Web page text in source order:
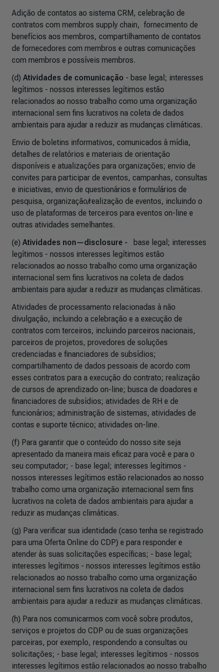
Adição de contatos ao sistema CRM, celebração de
contratos com membros supply chain, fornecimento de
benefícios aos membros, compartilhamento de contatos
de fornecedores com membros e outras comunicações
com membros e possíveis membros.
(d) Atividades de comunicação - base legal; interesses
legítimos - nossos interesses legítimos estão
relacionados ao nosso trabalho como uma organização
internacional sem fins lucrativos na coleta de dados
ambientais para ajudar a reduzir as mudanças climáticas.
Envio de boletins informativos, comunicados à mídia,
detalhes de relatórios e materiais de orientação
disponíveis e atualizações para organizações; envio de
convites para participar de eventos, campanhas, consultas
e iniciativas, envio de questionários e formulários de
pesquisa, organização/realização de eventos, incluindo o
uso de plataformas de terceiros para eventos on-line e
outras atividades semelhantes.
(e) Atividades non—disclosure -
base legal; interesses
legítimos - nossos interesses legítimos estão
relacionados ao nosso trabalho como uma organização
internacional sem fins lucrativos na coleta de dados
ambientais para ajudar a reduzir as mudanças climáticas.
Atividades de processamento relacionadas à não
divulgação, incluindo a celebração e a execução de
contratos com terceiros, incluindo parceiros nacionais,
parceiros de projetos, provedores de soluções
credenciadas e financiadores de subsídios;
compartilhamento de dados pessoais de acordo com
esses contratos para a execução do contrato; realização
de cursos de aprendizado on-line; busca de doadores e
financiadores de subsídios; atividades de RH e de
funcionários; administração de sistemas, atividades de
contas e suporte técnico; atividades on-line.
(f) Para garantir que o conteúdo do nosso site seja
apresentado da maneira mais eficaz para você e para o
seu computador; - base legal; interesses legítimos -
nossos interesses legítimos estão relacionados ao nosso
trabalho como uma organização internacional sem fins
lucrativos na coleta de dados ambientais para ajudar a
reduzir as mudanças climáticas.
(g) Para verificar sua identidade (caso tenha se registrado
para uma Oferta Online do CDP) e para responder e
atender às suas solicitações específicas; - base legal;
interesses legítimos - nossos interesses legítimos estão
relacionados ao nosso trabalho como uma organização
internacional sem fins lucrativos na coleta de dados
ambientais para ajudar a reduzir as mudanças climáticas.
(h) Para nos comunicarmos com você sobre produtos,
serviços e projetos do CDP ou de suas organizações
parceiras, por exemplo, respondendo a consultas ou
solicitações; - base legal; interesses legítimos - nossos
interesses legítimos estão relacionados ao nosso trabalho